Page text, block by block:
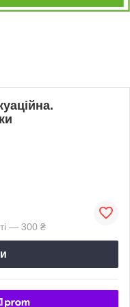
— 300 ₴